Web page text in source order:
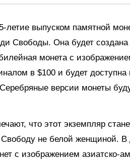
летие выпуском памятной
Свободы. Она будет создана
монета с
в $100 и будет доступна
версии монеты
что этот экземпляр
Свободу не белой женщиной.
с изображением азиатско-